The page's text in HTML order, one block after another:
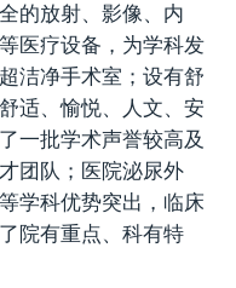
的放射、影像、内
医疗设备，为学科发
洁净手术室；设有舒
适、愉悦、人文、安
一批学术声誉较高及
团队；医院泌尿外
学科优势突出，临床
院有重点、科有特